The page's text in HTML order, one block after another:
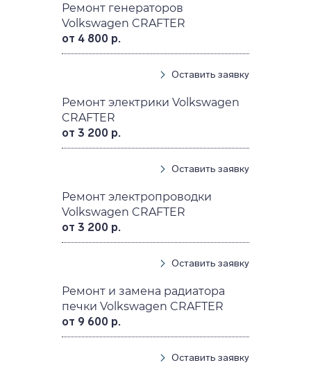
Ремонт генераторов
Volkswagen CRAFTER
от 4 800 р.
Оставить заявку
Ремонт электрики Volkswagen
CRAFTER
от 3 200 р.
Оставить заявку
Ремонт электропроводки
Volkswagen CRAFTER
от 3 200 р.
Оставить заявку
Ремонт и замена радиатора
печки Volkswagen CRAFTER
от 9 600 р.
Оставить заявку